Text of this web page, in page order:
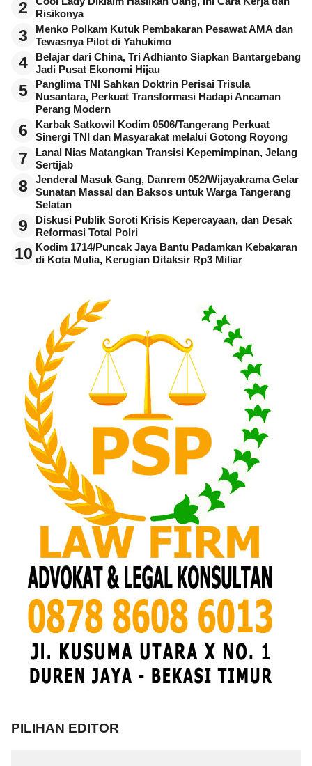
2
Risikonya
3
Menko Polkam Kutuk Pembakaran Pesawat AMA dan
Tewasnya Pilot di Yahukimo
4
Belajar dari China, Tri Adhianto Siapkan Bantargebang
Jadi Pusat Ekonomi Hijau
5
Panglima TNI Sahkan Doktrin Perisai Trisula
Nusantara, Perkuat Transformasi Hadapi Ancaman
Perang Modern
6
Karbak Satkowil Kodim 0506/Tangerang Perkuat
Sinergi TNI dan Masyarakat melalui Gotong Royong
7
Lanal Nias Matangkan Transisi Kepemimpinan, Jelang
Sertijab
8
Jenderal Masuk Gang, Danrem 052/Wijayakrama Gelar
Sunatan Massal dan Baksos untuk Warga Tangerang
Selatan
9
Diskusi Publik Soroti Krisis Kepercayaan, dan Desak
Reformasi Total Polri
10 Kodim 1714/Puncak Jaya Bantu Padamkan Kebakaran
di Kota Mulia, Kerugian Ditaksir Rp3 Miliar
PILIHAN EDITOR